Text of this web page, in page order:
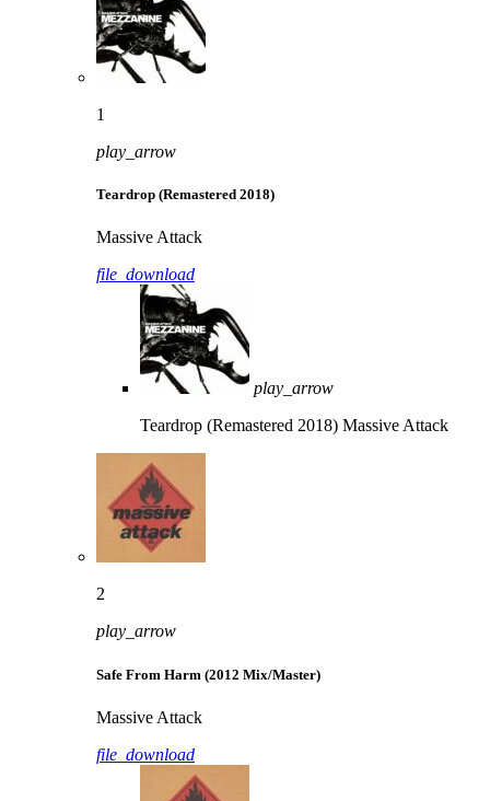
1
play_arrow
Teardrop (Remastered 2018)
Massive Attack
file_download
play_arrow
Teardrop (Remastered 2018) Massive Attack
2
play_arrow
Safe From Harm (2012 Mix/Master)
Massive Attack
file_download